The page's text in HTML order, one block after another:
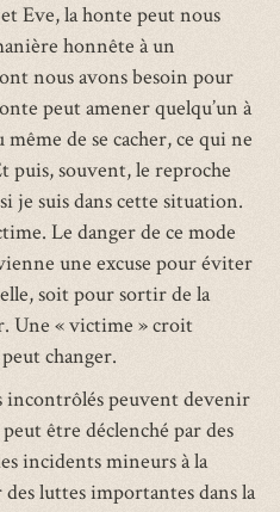
Eve, la honte peut nous
honnête à un
nous avons besoin pour
peut amener quelqu’un à
de se cacher, ce qui ne
puis, souvent, le reproche
je suis dans cette situation.
Le danger de ce mode
une excuse pour éviter
soit pour sortir de la
Une « victime » croit
changer.
incontrôlés peuvent devenir
être déclenché par des
incidents mineurs à la
luttes importantes dans la